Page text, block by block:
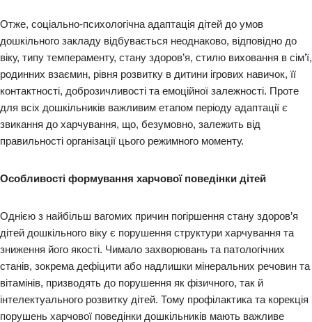
Отже, соціально-психологічна адаптація дітей до умов
дошкільного закладу відбувається неоднаково, відповідно до
віку, типу темпераменту, стану здоров’я, стилю виховання в сім’ї,
родинних взаємин, рівня розвитку в дитини ігрових навичок, її
контактності, доброзичливості та емоційної залежності. Проте
для всіх дошкільників важливим етапом періоду адаптації є
звикання до харчування, що, безумовно, залежить від
правильності організації цього режимного моменту.
Особливості формування харчової поведінки дітей
Однією з найбільш вагомих причин погіршення стану здоров’я
дітей дошкільного віку є порушення структури харчування та
зниження його якості. Чимало захворювань та патологічних
станів, зокрема дефіцити або надлишки мінеральних речовин та
вітамінів, призводять до порушення як фізичного, так й
інтелектуального розвитку дітей. Тому профілактика та корекція
порушень харчової поведінки дошкільників мають важливе